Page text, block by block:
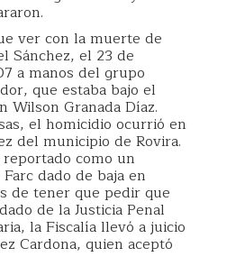
ver con la muerte de
Sánchez, el 23 de
a manos del grupo
que estaba bajo el
Wilson Granada Díaz.
el homicidio ocurrió en
del municipio de Rovira.
como un
dado de baja en
de tener que pedir que
de la Justicia Penal
la Fiscalía llevó a juicio
Cardona, quien aceptó